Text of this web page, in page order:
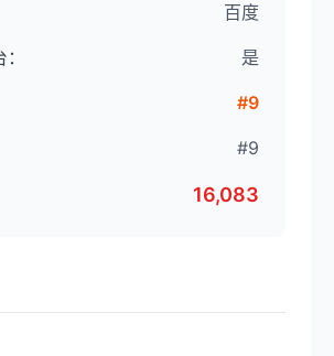
百度
是
#9
#9
16,083